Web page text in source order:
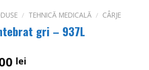
/ TEHNICĂ MEDICALĂ / CÂRJE
gri – 937L
lei